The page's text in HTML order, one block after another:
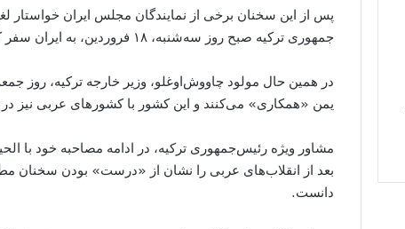
پس از این سخنان برخی از نمایندگان مجلس ایران خواستار
جمهوری ترکیه صبح روز سه‌شنبه، ۱۸ فروردین، به ایران سفر کرد.
یمن «همکاری» می‌کنند و این کشور با کشورهای عربی نیز در
مشاور ویژه رئیس‌جمهوری ترکیه، در ادامه مصاحبه خود با
بعد از انقلاب‌های عربی را نشان از «درست» بودن سخنان
دانست.